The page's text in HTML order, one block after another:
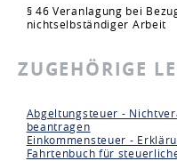
§ 46 Veranlagung bei
nichtselbständiger Arbeit
ZUGEHÖRIGE
Abgeltungsteuer -
beantragen
Einkommensteuer -
Fahrtenbuch für